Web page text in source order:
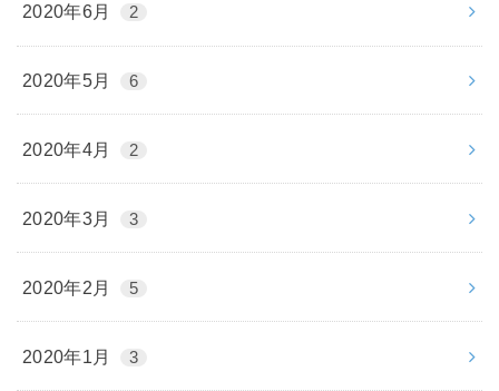
2020年6月 2
2020年5月 6
2020年4月 2
2020年3月 3
2020年2月 5
2020年1月 3